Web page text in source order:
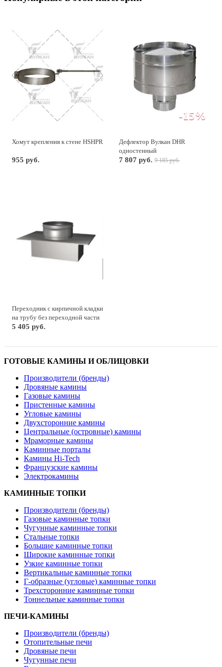
Хомут крепления к стене HSHPR
955 руб.
-15%
Дефлектор Вулкан DHR
одностенный
7 807 руб. 9 185 руб.
Переходник с кирпичной кладки
на трубу без переходной части
5 405 руб.
ГОТОВЫЕ КАМИНЫ И ОБЛИЦОВКИ
Производители (бренды)
Дровяные камины
Газовые камины
Пристенные камины
Угловые камины
Двухсторонние камины
Центральные (островные) камины
Мраморные камины
Каминные порталы
Камины Hi-Tech
Французские камины
Электрокамины
КАМИННЫЕ ТОПКИ
Производители (бренды)
Газовые каминные топки
Чугунные каминные топки
Стальные топки
Большие каминные топки
Широкие каминные топки
Узкие каминные топки
Вертикальные каминные топки
Г-образные (угловые) каминные топки
Трехсторонние каминные топки
Тоннельные каминные топки
ПЕЧИ-КАМИНЫ
Производители (бренды)
Отопительные печи
Дровяные печи
Чугунные печи